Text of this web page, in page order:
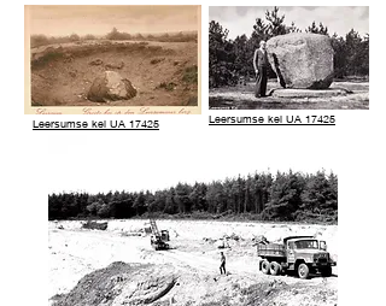
Leersumse kei UA 17425 Leersumse kei UA 17425